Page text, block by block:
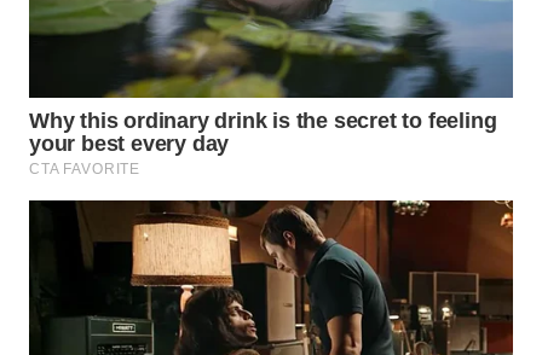
WN
SEMARANG
WN
SOLO
WN
BOROBUDUR
MADURA